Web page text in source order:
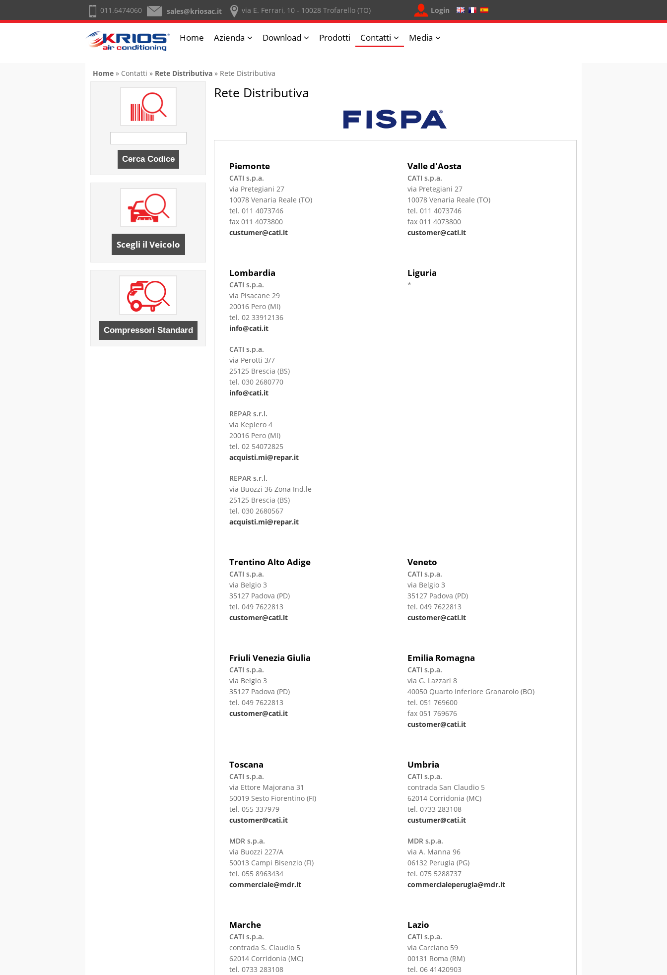
011.6474060 sales@kriosac.it via E. Ferrari, 10 - 10028 Trofarello (TO) Login
Home Azienda Download Prodotti Contatti Media
Tu sei qui
Home » Contatti » Rete Distributiva » Rete Distributiva
Scegli il Veicolo
Rete Distributiva
Piemonte
CATI s.p.a.
via Pretegiani 27
10078 Venaria Reale (TO)
tel. 011 4073746
fax 011 4073800
custumer@cati.it
Valle d'Aosta
CATI s.p.a.
via Pretegiani 27
10078 Venaria Reale (TO)
tel. 011 4073746
fax 011 4073800
customer@cati.it
Lombardia
CATI s.p.a.
via Pisacane 29
20016 Pero (MI)
tel. 02 33912136
info@cati.it
CATI s.p.a.
via Perotti 3/7
25125 Brescia (BS)
tel. 030 2680770
info@cati.it
REPAR s.r.l.
via Keplero 4
20016 Pero (MI)
tel. 02 54072825
acquisti.mi@repar.it
REPAR s.r.l.
via Buozzi 36 Zona Ind.le
25125 Brescia (BS)
tel. 030 2680567
acquisti.mi@repar.it
Liguria
*
Trentino Alto Adige
CATI s.p.a.
via Belgio 3
35127 Padova (PD)
tel. 049 7622813
customer@cati.it
Veneto
CATI s.p.a.
via Belgio 3
35127 Padova (PD)
tel. 049 7622813
customer@cati.it
Friuli Venezia Giulia
CATI s.p.a.
via Belgio 3
35127 Padova (PD)
tel. 049 7622813
customer@cati.it
Emilia Romagna
CATI s.p.a.
via G. Lazzari 8
40050 Quarto Inferiore Granarolo (BO)
tel. 051 769600
fax 051 769676
customer@cati.it
Toscana
CATI s.p.a.
via Ettore Majorana 31
50019 Sesto Fiorentino (FI)
tel. 055 337979
customer@cati.it
MDR s.p.a.
via Buozzi 227/A
50013 Campi Bisenzio (FI)
tel. 055 8963434
commerciale@mdr.it
Umbria
CATI s.p.a.
contrada San Claudio 5
62014 Corridonia (MC)
tel. 0733 283108
custumer@cati.it
MDR s.p.a.
via A. Manna 96
06132 Perugia (PG)
tel. 075 5288737
commercialeperugia@mdr.it
Marche
CATI s.p.a.
contrada S. Claudio 5
62014 Corridonia (MC)
tel. 0733 283108
Lazio
CATI s.p.a.
via Carciano 59
00131 Roma (RM)
tel. 06 41420903